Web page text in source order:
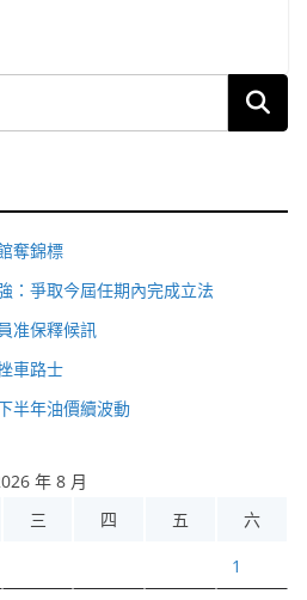
奪錦標
：爭取今屆任期內完成立法
准保釋候訊
車路士
半年油價續波動
年 8 月
三 四 五 六
1